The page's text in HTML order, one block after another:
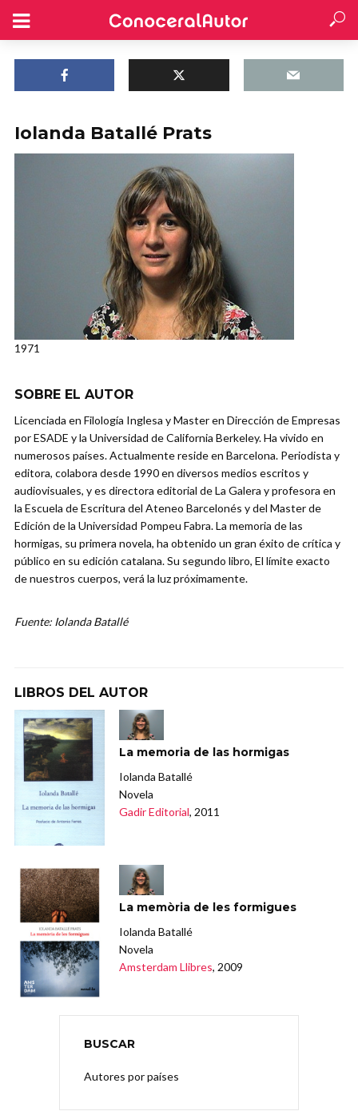
Iolanda Batallé Prats
1971
SOBRE EL AUTOR
Licenciada en Filología Inglesa y Master en Dirección de Empresas
por ESADE y la Universidad de California Berkeley. Ha vivido en
numerosos países. Actualmente reside en Barcelona. Periodista y
editora, colabora desde 1990 en diversos medios escritos y
audiovisuales, y es directora editorial de La Galera y profesora en
la Escuela de Escritura del Ateneo Barcelonés y del Master de
Edición de la Universidad Pompeu Fabra. La memoria de las
hormigas, su primera novela, ha obtenido un gran éxito de crítica y
público en su edición catalana. Su segundo libro, El límite exacto
de nuestros cuerpos, verá la luz próximamente.
Fuente: Iolanda Batallé
LIBROS DEL AUTOR
La memoria de las hormigas
Iolanda Batallé
Novela
Gadir Editorial, 2011
La memòria de les formigues
Iolanda Batallé
Novela
Amsterdam Llibres, 2009
BUSCAR
Autores por países